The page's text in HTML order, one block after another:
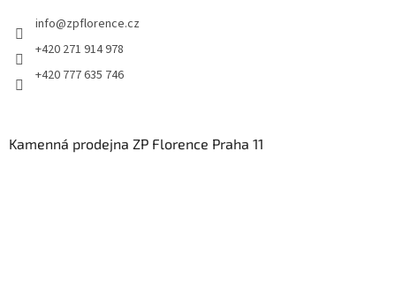
info@zpflorence.cz
+420 271 914 978
+420 777 635 746
Kamenná prodejna ZP Florence Praha 11